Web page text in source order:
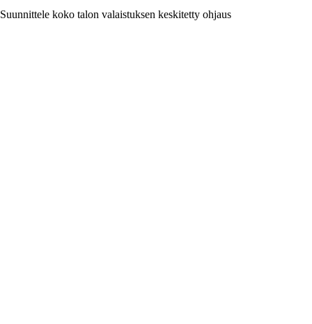
Suunnittele koko talon valaistuksen keskitetty ohjaus